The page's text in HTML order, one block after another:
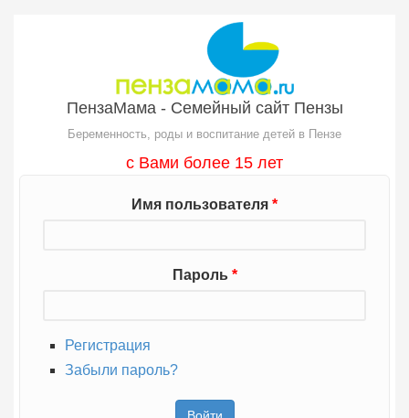
ПензаМама - Семейный сайт Пензы
Беременность, роды и воспитание детей в Пензе
с Вами более 15 лет
Имя пользователя *
Пароль *
Регистрация
Забыли пароль?